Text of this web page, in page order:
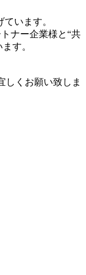
います。
ナー企業様と“共
す。
しくお願い致しま